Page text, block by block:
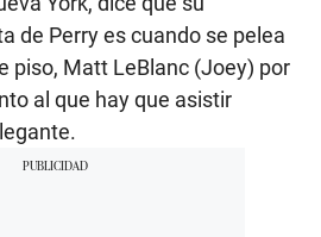
de Perry es cuando se pelea
piso, Matt LeBlanc (Joey) por
al que hay que asistir